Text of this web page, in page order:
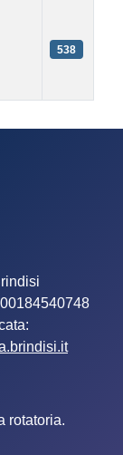
538
rotatoria.